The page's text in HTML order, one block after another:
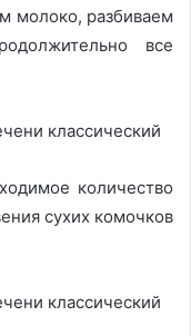
молоко, разбиваем
все
количество
сухих комочков